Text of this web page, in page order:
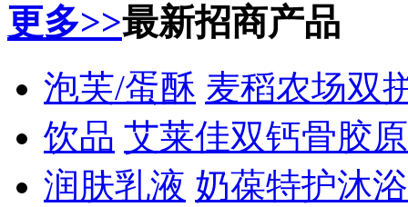
更多>>最新招商产品
泡芙/蛋酥 麦稻农场双
饮品 艾莱佳双钙骨胶
润肤乳液 奶葆特护沐